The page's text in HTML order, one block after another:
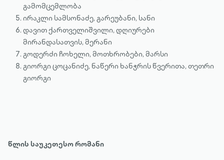
გამომცემლობა
ირაკლი სამსონაძე, გარეუბანი, სანი
დავით ქართველიშვილი, დღიურები
მირანდასათვის, მერანი
გოდერძი ჩოხელი, მოთხრობები, მარსი
გიორგი ცოცანიძე, ნაწერი ხანჯრის წვერითა, თეთრი
გიორგი
წლის საუკეთესო რომანი